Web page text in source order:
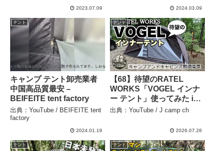
#テント泊登山 #２人用テ
ゃんねる
2023.07.09 2024.03.09
テント
キャンプ テント卸売業者
中国高品質最安 –
BEIFEITE tent factory
出典：YouTube / BEIFEITE tent
factory
2024.01.19
テント
【68】待望のRATEL
WORKS「VOGEL インナ
ー テント」使ってみた in
キャンプアンドキャビンズ
出典：YouTube / J camp ch
2026.07.26
テント テント